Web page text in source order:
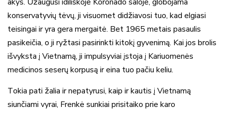
konservatyvių tėvų, ji visuomet didžiavosi tuo, kad elgiasi
teisingai ir yra gera mergaitė. Bet 1965 metais pasaulis
pasikeičia, o ji ryžtasi pasirinkti kitokį gyvenimą. Kai jos brolis
išvyksta į Vietnamą, ji impulsyviai įstoja į Kariuomenės
medicinos seserų korpusą ir eina tuo pačiu keliu.
Tokia pati žalia ir nepatyrusi, kaip ir kautis į Vietnamą
siunčiami vyrai, Frenkė sunkiai prisitaiko prie karo